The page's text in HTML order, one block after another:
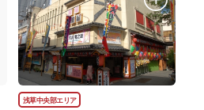
浅草中央部エリア